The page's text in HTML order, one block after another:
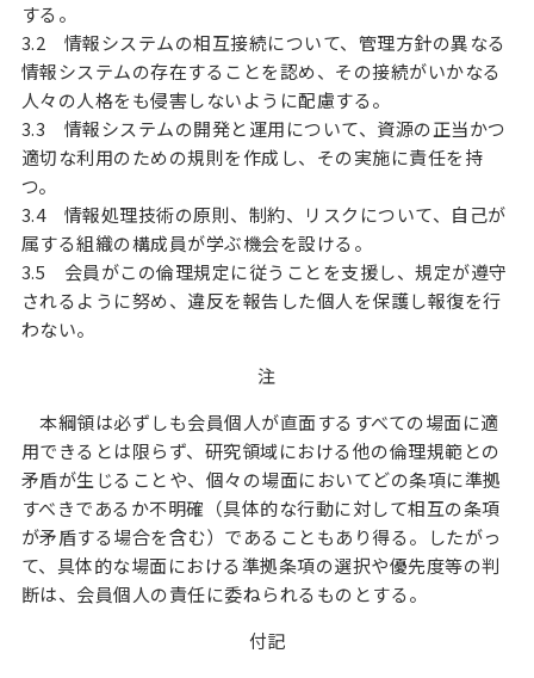
する。
3.2 情報システムの相互接続について、管理方針の異なる
情報システムの存在することを認め、その接続がいかなる
人々の人格をも侵害しないように配慮する。
3.3 情報システムの開発と運用について、資源の正当かつ
適切な利用のための規則を作成し、その実施に責任を持
つ。
3.4 情報処理技術の原則、制約、リスクについて、自己が
属する組織の構成員が学ぶ機会を設ける。
3.5 会員がこの倫理規定に従うことを支援し、規定が遵守
されるように努め、違反を報告した個人を保護し報復を行
わない。
注
本綱領は必ずしも会員個人が直面するすべての場面に適
用できるとは限らず、研究領域における他の倫理規範との
矛盾が生じることや、個々の場面においてどの条項に準拠
すべきであるか不明確（具体的な行動に対して相互の条項
が矛盾する場合を含む）であることもあり得る。したがっ
て、具体的な場面における準拠条項の選択や優先度等の判
断は、会員個人の責任に委ねられるものとする。
付記